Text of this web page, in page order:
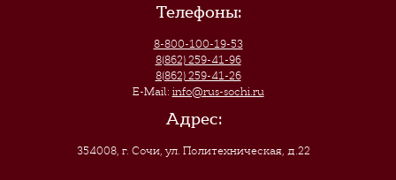
Телефоны:
8-800-100-19-53
8(862) 259-41-96
8(862) 259-41-26
E-Mail: info@rus-sochi.ru
Адрес:
354008, г. Сочи,ул. Политехническая, д.22